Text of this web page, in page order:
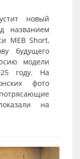
новый
названием
MEB Short,
будущего
модели
году. На
фото
на